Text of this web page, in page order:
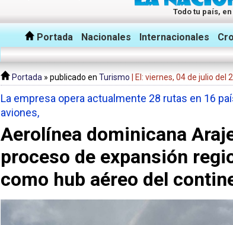
Todo tu país,
Portada Nacionales Internacionales
Portada » publicado en Turismo | El: viernes, 04 de julio del
La empresa opera actualmente 28 rutas en 16
aviones,
Aerolínea dominicana
proceso de expansión
como hub aéreo del